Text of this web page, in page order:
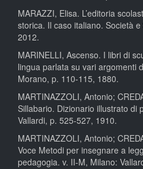
MARAZZI, Elisa. L’editoria
storica. Il caso italiano. Società
2012.
MARINELLI, Ascenso. I libri di
lingua parlata su vari argomenti
Morano, p. 110-115, 1880.
MARTINAZZOLI, Antonio;
Sillabario. Dizionario illustrato di
Vallardi, p. 525-527, 1910.
MARTINAZZOLI, Antonio;
Voce Metodi per insegnare a
pedagogia. v. II-M, Milano: